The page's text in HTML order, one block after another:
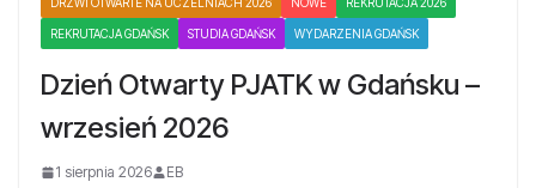
REKRUTACJA GDAŃSK STUDIA GDAŃSK WYDARZENIA GDAŃSK
Dzień Otwarty PJATK w Gdańsku –
wrzesień 2026
1 sierpnia 2026 EB